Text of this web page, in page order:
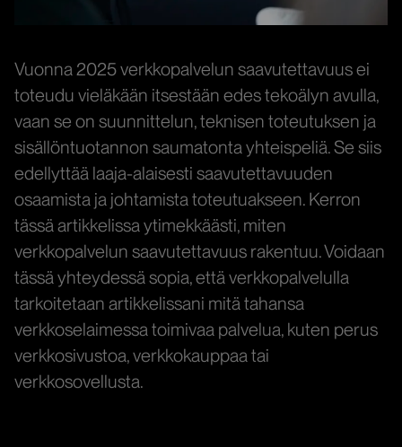
Vuonna 2025 verkkopalvelun saavutettavuus ei
toteudu vieläkään itsestään edes tekoälyn avulla,
vaan se on suunnittelun, teknisen toteutuksen ja
sisällöntuotannon saumatonta yhteispeliä. Se siis
edellyttää laaja-alaisesti saavutettavuuden
osaamista ja johtamista toteutuakseen. Kerron
tässä artikkelissa ytimekkäästi, miten
verkkopalvelun saavutettavuus rakentuu. Voidaan
tässä yhteydessä sopia, että verkkopalvelulla
tarkoitetaan artikkelissani mitä tahansa
verkkoselaimessa toimivaa palvelua, kuten perus
verkkosivustoa, verkkokauppaa tai
verkkosovellusta.